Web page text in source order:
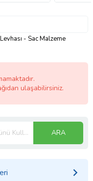
- Sac Malzeme
ulaşabilirsiniz.
ARA